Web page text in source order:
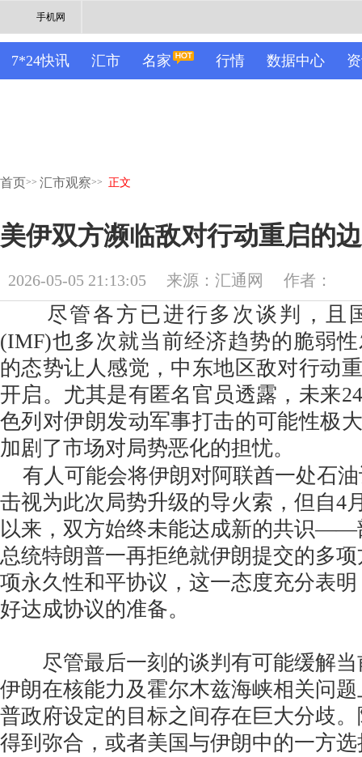
手机网
7*24快讯 汇市 名家 行情 数据中心
首页>> 汇市观察>> 正文
美伊双方濒临敌对行动重启的
2026-05-05 21:13:05 来源：汇通网 作者：
尽管各方已进行多次谈判，且
(IMF)也多次就当前经济趋势的脆弱
的态势让人感觉，中东地区敌对行动
开启。尤其是有匿名官员透露，未来
色列对伊朗发动军事打击的可能性极
加剧了市场对局势恶化的担忧。
有人可能会将伊朗对阿联酋一处石
击视为此次局势升级的导火索，但自4
以来，双方始终未能达成新的共识——
总统特朗普一再拒绝就伊朗提交的多
项永久性和平协议，这一态度充分表
好达成协议的准备。
尽管最后一刻的谈判有可能缓解当
伊朗在核能力及霍尔木兹海峡相关问
普政府设定的目标之间存在巨大分歧
得到弥合，或者美国与伊朗中的一方